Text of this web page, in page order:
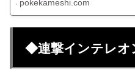
pokekameshi.com
◆連撃インテレオ